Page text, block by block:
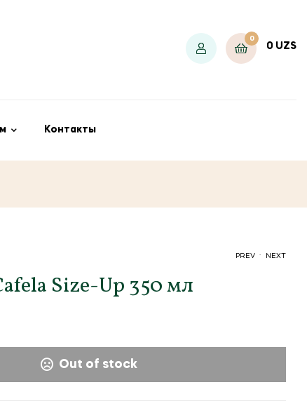
0
0 UZS
Контакты
PREV NEXT
Size-Up 350 мл
Out of stock